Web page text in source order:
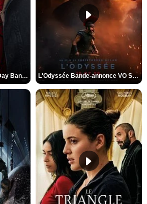
Spider-Man: Brand New Day Bande-annonce VO STFR L'Odyssée Bande-annonce VO STFR